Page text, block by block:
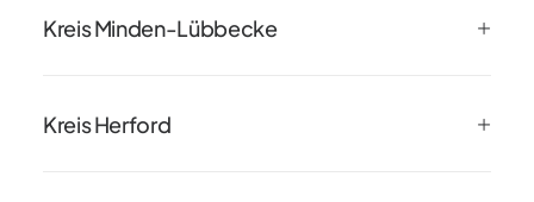
Kreis Minden-Lübbecke
Kreis Herford